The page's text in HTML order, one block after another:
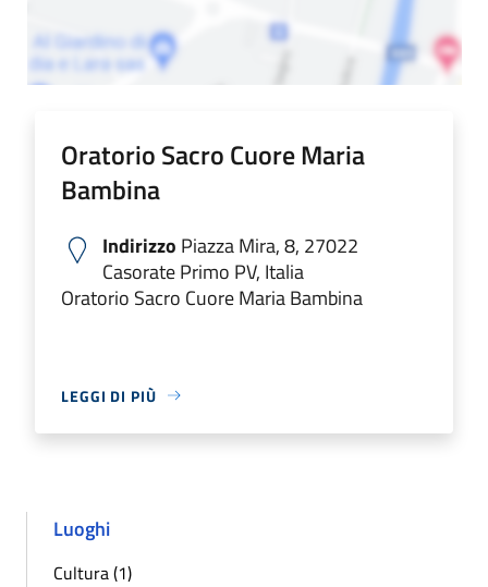
Oratorio Sacro Cuore Maria
Bambina
Indirizzo Piazza Mira, 8, 27022
Casorate Primo PV, Italia
Oratorio Sacro Cuore Maria Bambina
LEGGI DI PIÙ
Luoghi
Cultura (1)